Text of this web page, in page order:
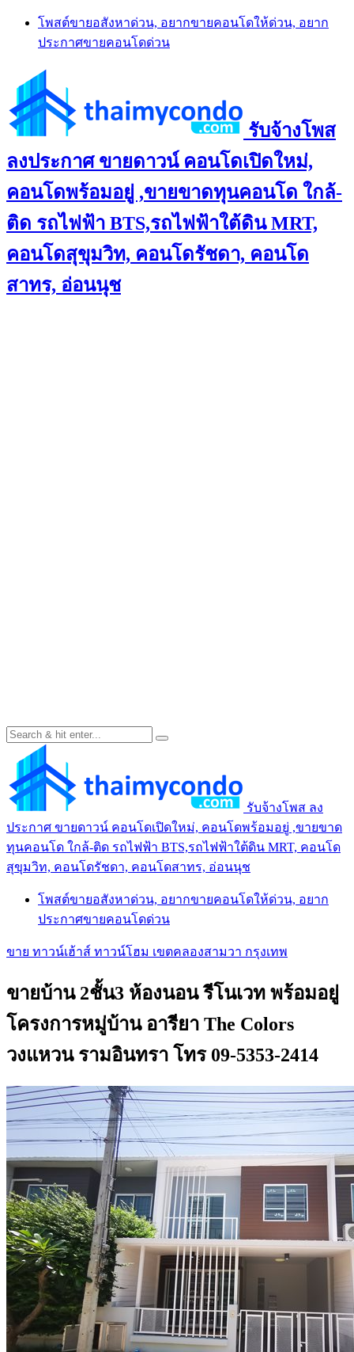
Skip
content
โพสต์ขายอสังหาด่วน, อยากขายคอนโดให้ด่วน, อยาก
ประกาศขายคอนโดด่วน
รับจ้างโพส
ลงประกาศ ขายดาวน์ คอนโดเปิดใหม่,
คอนโดพร้อมอยู่ ,ขายขาดทุนคอนโด ใกล้-
ติด รถไฟฟ้า BTS,รถไฟฟ้าใต้ดิน MRT,
คอนโดสุขุมวิท, คอนโดรัชดา, คอนโด
สาทร, อ่อนนุช
รับจ้างโพส ลง
ประกาศ ขายดาวน์ คอนโดเปิดใหม่, คอนโดพร้อมอยู่ ,ขายขาด
ทุนคอนโด ใกล้-ติด รถไฟฟ้า BTS,รถไฟฟ้าใต้ดิน MRT, คอนโด
สุขุมวิท, คอนโดรัชดา, คอนโดสาทร, อ่อนนุช
โพสต์ขายอสังหาด่วน, อยากขายคอนโดให้ด่วน, อยาก
ประกาศขายคอนโดด่วน
ขาย ทาวน์เฮ้าส์ ทาวน์โฮม เขตคลองสามวา กรุงเทพ
ขายบ้าน 2ชั้น3 ห้องนอน รีโนเวท พร้อมอยู่
โครงการหมู่บ้าน อารียา The Colors
วงแหวน รามอินทรา โทร 09-5353-2414